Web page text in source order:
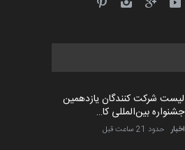
لیست شرکت کنندگان یازدهمین
جشنواره بین‌المللی کا…
اخبار حدود 21 ساعت قبل